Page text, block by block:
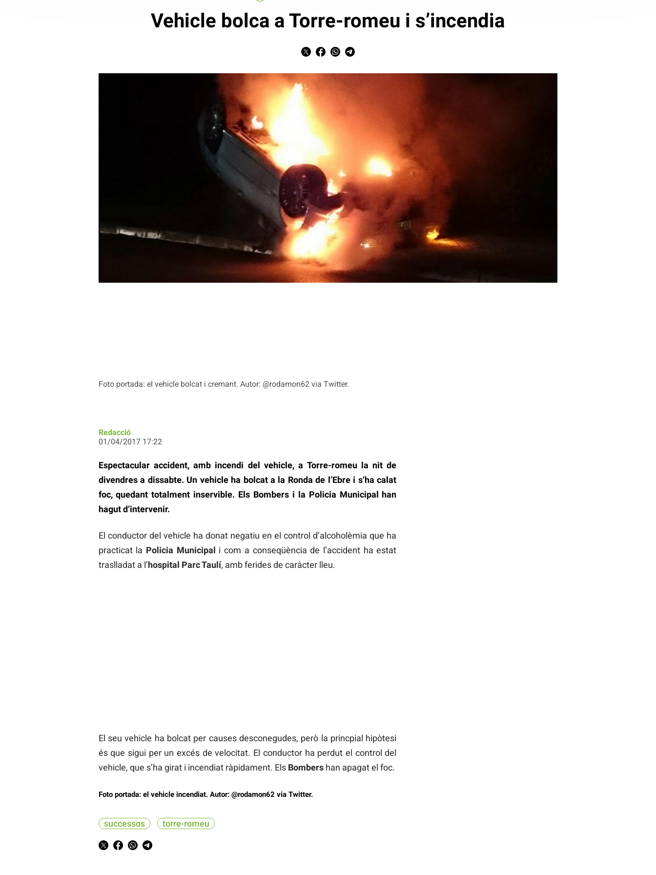
Foto portada: el vehicle bolcat i cremant. Autor: @rodamon62 via Twitter.
Vehicle bolca a Torre-romeu i s’incendia
Redacció
01/04/2017 17:22
Espectacular accident, amb incendi del vehicle, a Torre-romeu la nit de
divendres a dissabte. Un vehicle ha bolcat a la Ronda de l’Ebre i s’ha calat
foc, quedant totalment inservible. Els Bombers i la Policia Municipal han
hagut d’intervenir.
El conductor del vehicle ha donat negatiu en el control d’alcoholèmia que ha
practicat la Policia Municipal i com a conseqüència de l’accident ha estat
traslladat a l’hospital Parc Taulí, amb ferides de caràcter lleu.
El seu vehicle ha bolcat per causes desconegudes, però la princpial hipòtesi
és que sigui per un excés de velocitat. El conductor ha perdut el control del
vehicle, que s’ha girat i incendiat ràpidament. Els Bombershan apagat el foc.
Foto portada: el vehicle incendiat. Autor: @rodamon62 via Twitter.
successos torre-romeu